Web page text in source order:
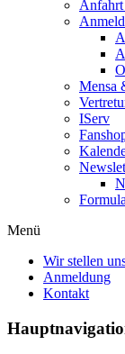
Mensa
IServ
Menü
Wir stellen
Anmeldung
Kontakt